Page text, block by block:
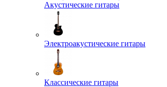
Акустические гитары
Электроакустические гитары
Классические гитары